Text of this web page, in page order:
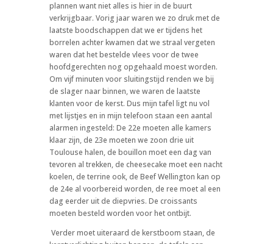
plannen want niet alles is hier in de buurt
verkrijgbaar. Vorig jaar waren we zo druk met de
laatste boodschappen dat we er tijdens het
borrelen achter kwamen dat we straal vergeten
waren dat het bestelde vlees voor de twee
hoofdgerechten nog opgehaald moest worden.
Om vijf minuten voor sluitingstijd renden we bij
de slager naar binnen, we waren de laatste
klanten voor de kerst. Dus mijn tafel ligt nu vol
met lijstjes en in mijn telefoon staan een aantal
alarmen ingesteld: De 22e moeten alle kamers
klaar zijn, de 23e moeten we zoon drie uit
Toulouse halen, de bouillon moet een dag van
tevoren al trekken, de cheesecake moet een nacht
koelen, de terrine ook, de Beef Wellington kan op
de 24e al voorbereid worden, de ree moet al een
dag eerder uit de diepvries. De croissants
moeten besteld worden voor het ontbijt.
Verder moet uiteraard de kerstboom staan, de